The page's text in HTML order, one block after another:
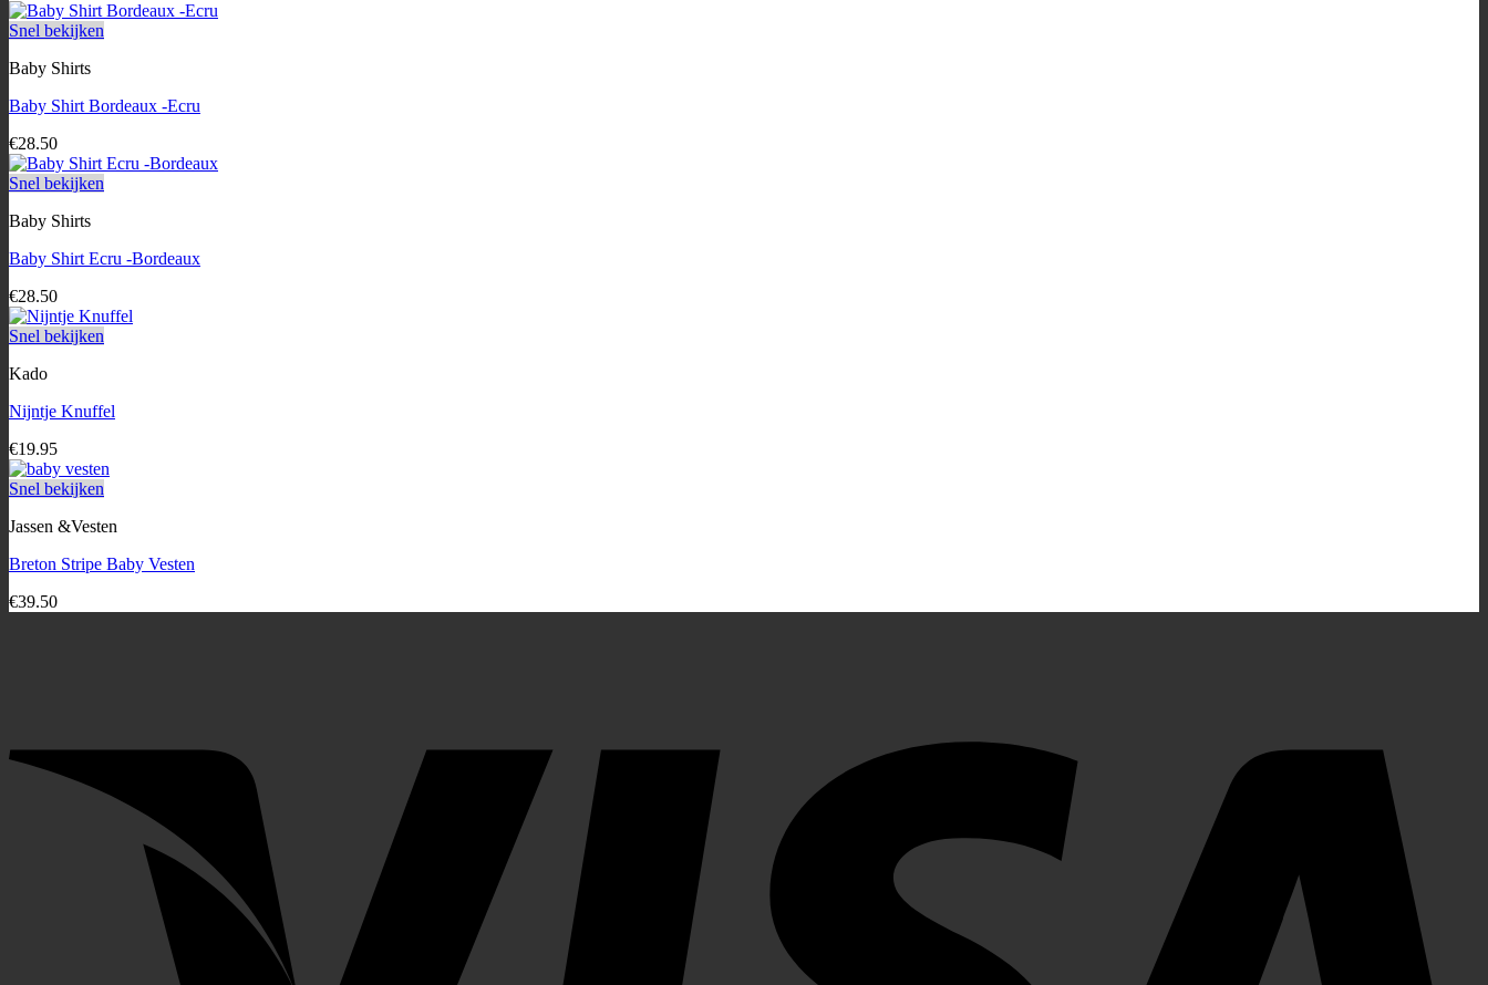
Snel bekijken
Baby Shirts
Baby Shirt Bordeaux -Ecru
€28.50
Snel bekijken
Baby Shirts
Baby Shirt Ecru -Bordeaux
€28.50
Snel bekijken
Kado
Nijntje Knuffel
€19.95
Snel bekijken
Jassen &Vesten
Breton Stripe Baby Vesten
€39.50